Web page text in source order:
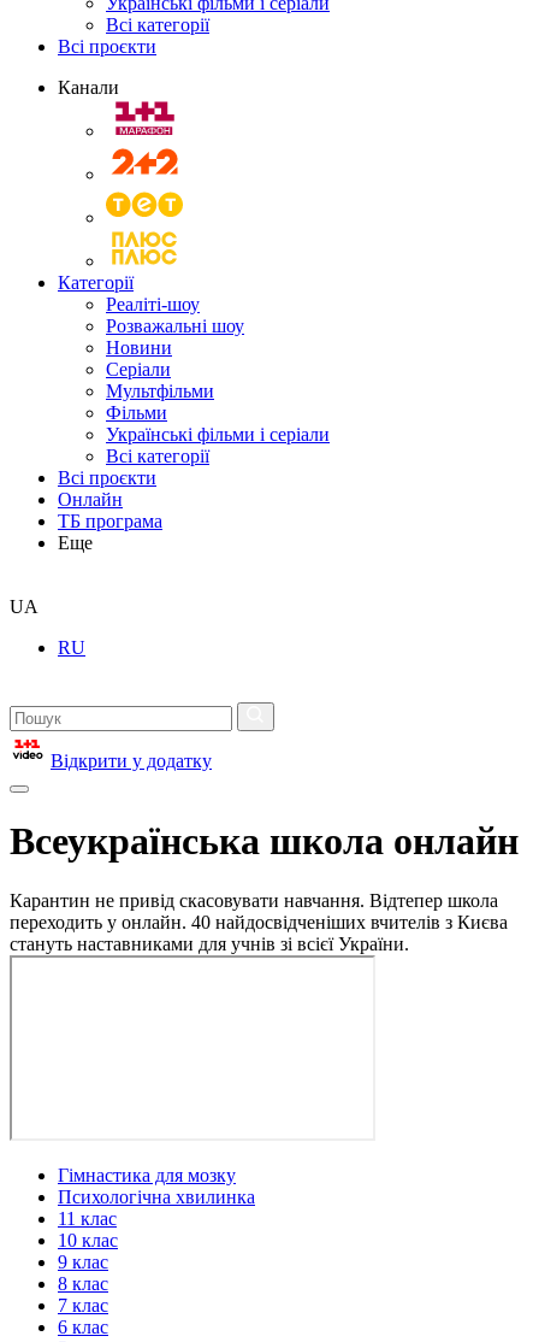
Всі категорії
Всі проєкти
Канали
Категорії
Реаліті-шоу
Розважальні шоу
Новини
Серіали
Мультфільми
Фільми
Українські фільми і серіали
Всі категорії
Всі проєкти
Онлайн
ТБ програма
Еще
UA
RU
Відкрити у додатку
Всеукраїнська школа онлайн
Карантин не привід скасовувати навчання. Відтепер школа
переходить у онлайн. 40 найдосвідченіших вчителів з Києва
стануть наставниками для учнів зі всієї України.
Гімнастика для мозку
Психологічна хвилинка
11 клас
10 клас
9 клас
8 клас
7 клас
6 клас